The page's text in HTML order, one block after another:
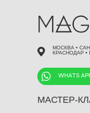
МАСТЕР-
WHATS
МОСКВА •
КРАСНОДАР •